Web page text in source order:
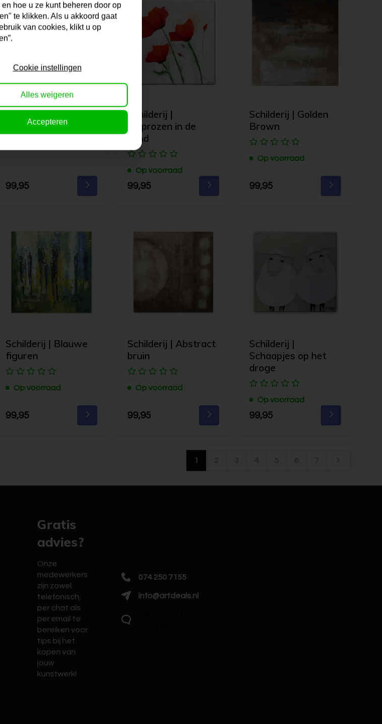
Schilderij | Bloom
99,95
Schilderij |
Klaprozen in de
wind
Op voorraad
99,95
Schilderij | Golden
Brown
Op voorraad
99,95
Schilderij | Blauwe
figuren
Op voorraad
99,95
Schilderij | Abstract
bruin
Op voorraad
99,95
Schilderij |
Schaapjes op het
droge
Op voorraad
99,95
1
Gratis
advies?
Onze
medewerkers
zijn zowel
telefonisch,
per chat als
per email te
bereiken voor
tips bij het
kopen van
jouw
kunstwerk!
074 250 7155
info@artdeals.nl
hoe u ze kunt beheren door op
te klikken. Als u akkoord gaat
van cookies, klikt u op
Cookie instellingen
Alles weigeren
Accepteren